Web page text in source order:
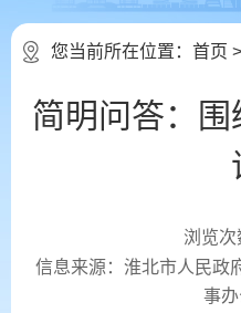
您当前所在位置： 首页 >
简明问答：
浏览次
信息来源：淮北市人民政
事办